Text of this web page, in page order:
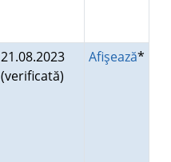
21.08.2023
(verificată)
Afişează*